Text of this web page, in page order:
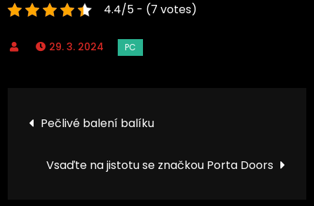
4.4/5 - (7 votes)
29. 3. 2024
Navigace
pro
Pečlivé balení balíku
Vsaďte na jistotu se značkou Porta Doors